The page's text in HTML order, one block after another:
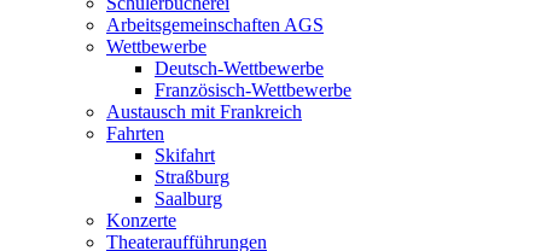
Arbeitsgemeinschaften AGS
Wettbewerbe
Deutsch-Wettbewerbe
Französisch-Wettbewerbe
Austausch mit Frankreich
Fahrten
Skifahrt
Straßburg
Saalburg
Konzerte
Theateraufführungen